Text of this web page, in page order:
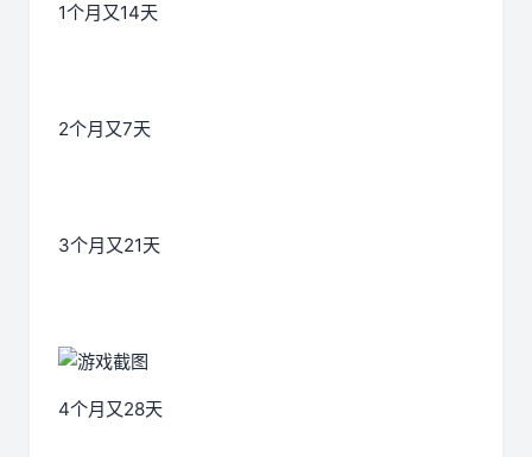
1个月又14天
2个月又7天
3个月又21天
4个月又28天